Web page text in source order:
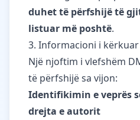
duhet të përfshijë të
listuar më poshtë.
3. Informacioni i
Një njoftim i vlefshëm
të përfshijë sa vijon:
Identifikimin e veprës
drejta e autorit